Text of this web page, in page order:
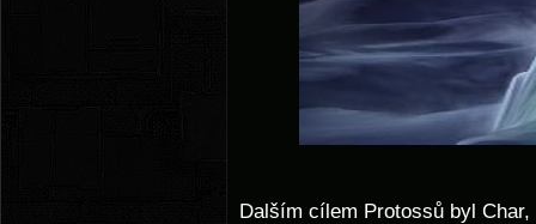
Dalším cílem Protossů byl